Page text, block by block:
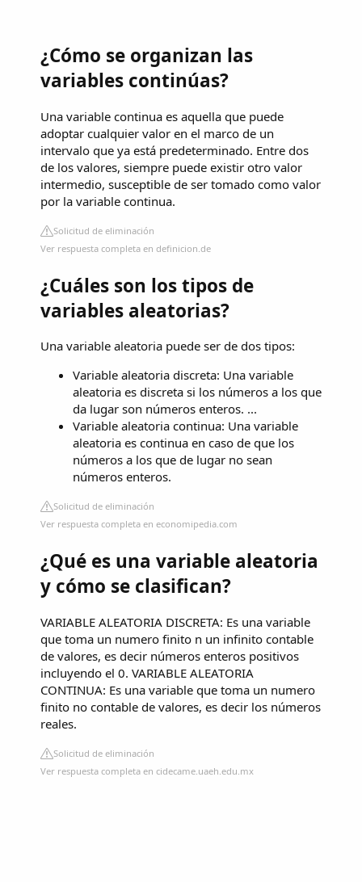
¿Cómo se organizan las
variables continúas?
Una variable continua es aquella que puede
adoptar cualquier valor en el marco de un
intervalo que ya está predeterminado. Entre dos
de los valores, siempre puede existir otro valor
intermedio, susceptible de ser tomado como valor
por la variable continua.
Solicitud de eliminación
Ver respuesta completa en definicion.de
¿Cuáles son los tipos de
variables aleatorias?
Una variable aleatoria puede ser de dos tipos:
Variable aleatoria discreta: Una variable
aleatoria es discreta si los números a los que
da lugar son números enteros. ...
Variable aleatoria continua: Una variable
aleatoria es continua en caso de que los
números a los que de lugar no sean
números enteros.
Solicitud de eliminación
Ver respuesta completa en economipedia.com
¿Qué es una variable aleatoria
y cómo se clasifican?
VARIABLE ALEATORIA DISCRETA: Es una variable
que toma un numero finito n un infinito contable
de valores, es decir números enteros positivos
incluyendo el 0. VARIABLE ALEATORIA
CONTINUA: Es una variable que toma un numero
finito no contable de valores, es decir los números
reales.
Solicitud de eliminación
Ver respuesta completa en cidecame.uaeh.edu.mx